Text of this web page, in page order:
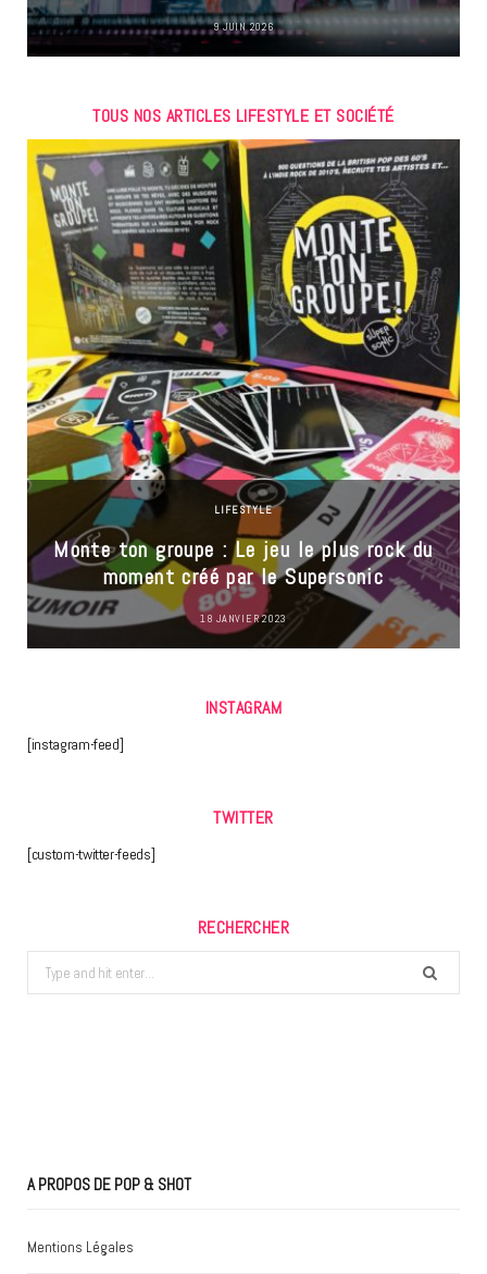
9 JUIN 2026
TOUS NOS ARTICLES LIFESTYLE ET SOCIÉTÉ
LIFESTYLE
Monte ton groupe : Le jeu le plus rock du
moment créé par le Supersonic
18 JANVIER 2023
INSTAGRAM
[instagram-feed]
TWITTER
[custom-twitter-feeds]
RECHERCHER
Search
for:
A PROPOS DE POP & SHOT
Mentions Légales